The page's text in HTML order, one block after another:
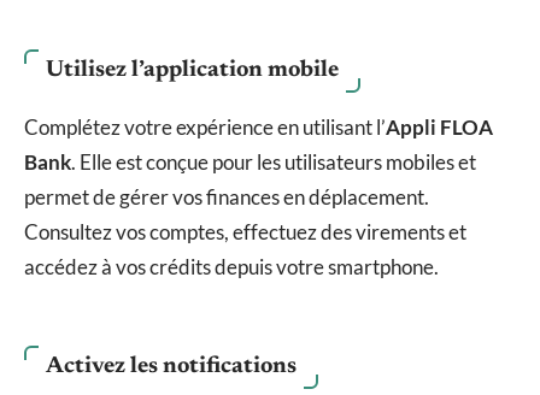
Utilisez l’application mobile
Complétez votre expérience en utilisant l’Appli FLOA
Bank. Elle est conçue pour les utilisateurs mobiles et
permet de gérer vos finances en déplacement.
Consultez vos comptes, effectuez des virements et
accédez à vos crédits depuis votre smartphone.
Activez les notifications